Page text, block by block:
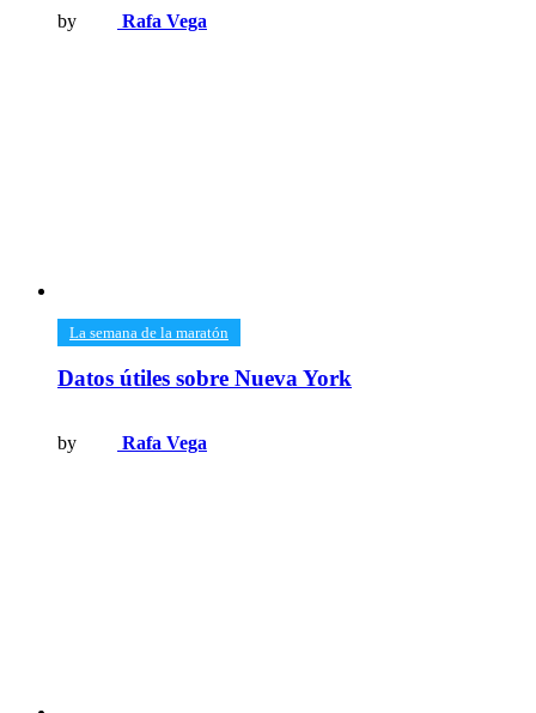
by Rafa Vega
​La semana de la maratón
Datos útiles sobre Nueva York
by Rafa Vega